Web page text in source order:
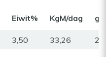
Eiwit% KgM/dag gr
3,50 33,26